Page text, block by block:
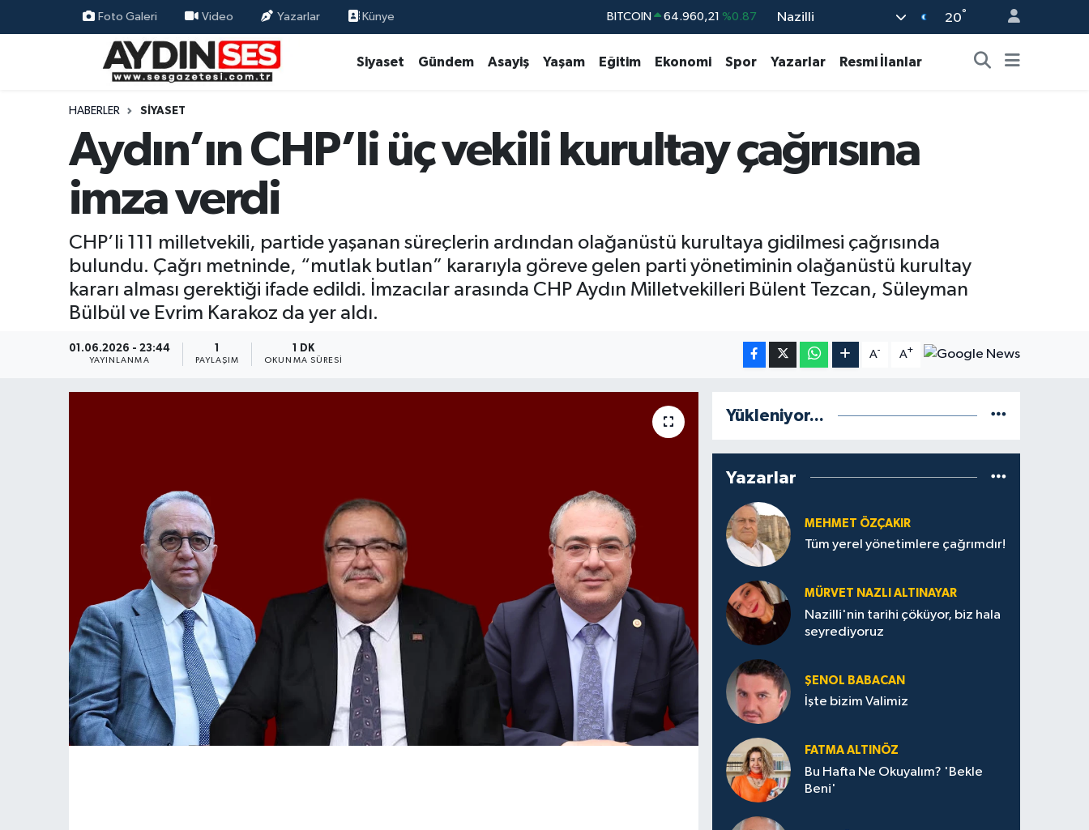
Foto Galeri Video Yazarlar Künye BITCOIN 64.960,21 %0.87
GRAM ALTIN 6660.55
BİST100 13.779 %-14
Nazilli 20°
Siyaset Gündem Asayiş Yaşam Eğitim Ekonomi Spor Yazarlar Resmi İlanlar
HABERLER SIYASET
Aydın’ın CHP’li üç vekili kurultay çağrısına
imza verdi
CHP’li 111 milletvekili, partide yaşanan süreçlerin ardından olağanüstü kurultaya gidilmesi çağrısında
bulundu. Çağrı metninde, “mutlak butlan” kararıyla göreve gelen parti yönetiminin olağanüstü kurultay
kararı alması gerektiği ifade edildi. İmzacılar arasında CHP Aydın Milletvekilleri Bülent Tezcan, Süleyman
Bülbül ve Evrim Karakoz da yer aldı.
01.06.2026 - 23:44
YAYINLANMA PAYLAŞIM
1 DK
OKUNMA SÜRESI
A- A+
Yükleniyor...
Yazarlar
MEHMET ÖZÇAKIR
Tüm yerel yönetimlere çağrımdır!
MÜRVET NAZLI ALTINAYAR
Nazilli'nin tarihi çöküyor, biz hala
seyrediyoruz
ŞENOL BABACAN
İşte bizim Valimiz
FATMA ALTINÖZ
Bu Hafta Ne Okuyalım? 'Bekle
Beni'
Siyaset
Ekonomi
Eğitim
Kültür Sanat
Spor
Aydın Nöbetçi Eczaneler
Aydın Hava Durumu
Aydin Namaz Vakitleri
Aydın Trafik Yoğunluk Haritası
Tüm Manşetler
Son Dakika Haberleri
Haber Arşivi